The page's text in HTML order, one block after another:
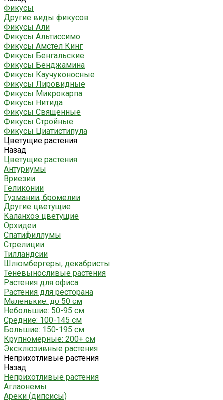
Фикусы
Другие виды фикусов
Фикусы Али
Фикусы Альтиссимо
Фикусы Амстел Кинг
Фикусы Бенгальские
Фикусы Бенджамина
Фикусы Каучуконосные
Фикусы Лировидные
Фикусы Микрокарпа
Фикусы Нитида
Фикусы Священные
Фикусы Стройные
Фикусы Циатистипула
Цветущие растения
Назад
Цветущие растения
Антуриумы
Вриезии
Геликонии
Гузмании, бромелии
Другие цветущие
Каланхоэ цветущие
Орхидеи
Спатифиллумы
Стрелиции
Тилландсии
Шлюмбергеры, декабристы
Теневыносливые растения
Растения для офиса
Растения для ресторана
Маленькие: до 50 см
Небольшие: 50-95 см
Средние: 100-145 см
Большие: 150-195 см
Крупномерные: 200+ см
Эксклюзивные растения
Неприхотливые растения
Назад
Неприхотливые растения
Аглаонемы
Ареки (дипсисы)